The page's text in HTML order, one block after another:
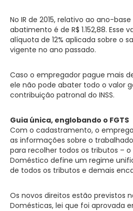
No IR de 2015, relativo ao ano-
abatimento é de R$ 1.152,88. Esse
alíquota de 12% aplicada sobre o
vigente no ano passado.
Caso o empregador pague mais
ele não pode abater todo o valor
contribuição patronal do INSS.
Guia única, englobando o FGTS
Com o cadastramento, o
as informações sobre o
para recolher todos os tributos –
Doméstico define um regime
de todos os tributos e demais
Os novos direitos estão previstos
Domésticas, lei que foi aprovada